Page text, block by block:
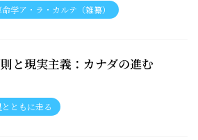
命学ア・ラ・カルテ（雑纂）
則と現実主義：カナダの進む
ともに走る